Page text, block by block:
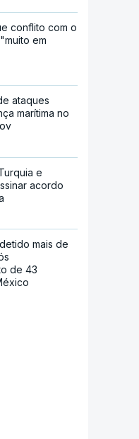
conflito com o
em
ataques
marítima no
e
acordo
mais de
de 43